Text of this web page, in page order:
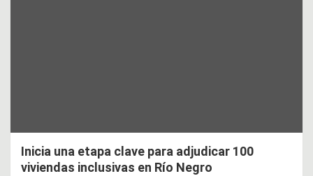
Inicia una etapa clave para adjudicar 100
viviendas inclusivas en Río Negro